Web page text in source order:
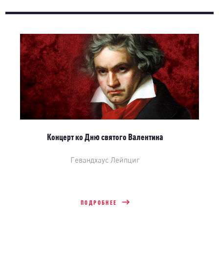
Концерт ко Дню святого Валентина
Гевандхаус Лейпциг
ПОДРОБНЕЕ